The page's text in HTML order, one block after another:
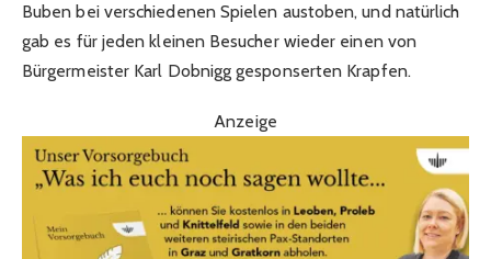
Buben bei verschiedenen Spielen austoben, und natürlich
gab es für jeden kleinen Besucher wieder einen von
Bürgermeister Karl Dobnigg gesponserten Krapfen.
Anzeige